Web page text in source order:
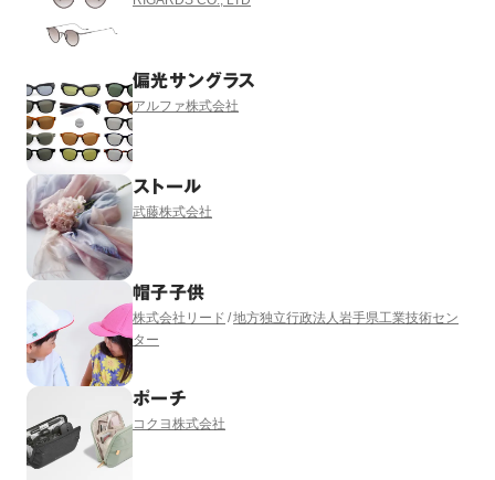
偏光サングラス
アルファ株式会社
ストール
武藤株式会社
帽子子供
株式会社リード 地方独立行政法人岩手県工業技術セン
ター
ポーチ
コクヨ株式会社